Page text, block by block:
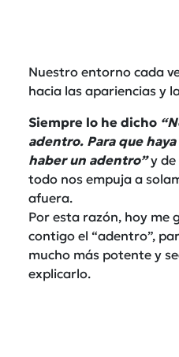
Nuestro entorno cada
hacia las apariencias y
Siempre lo he dicho
adentro. Para que
haber un adentro” y
todo nos empuja a
afuera.
Por esta razón, hoy
contigo el “adentro”,
mucho más potente y
explicarlo.